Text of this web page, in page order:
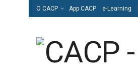
O CACP App CACP e-Learning